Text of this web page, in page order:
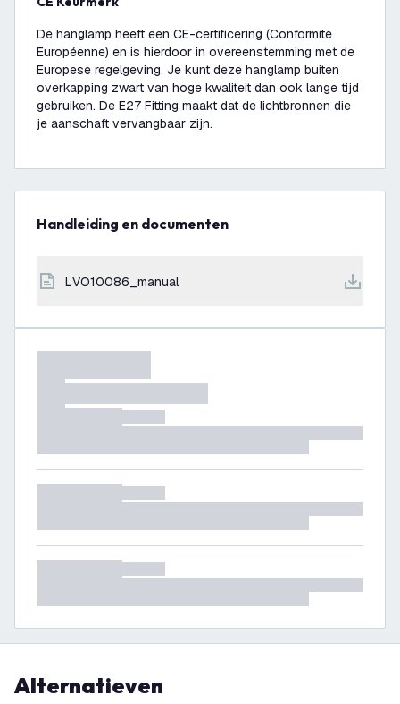
De hanglamp heeft een CE-certificering (Conformité
Européenne) en is hierdoor in overeenstemming met de
Europese regelgeving. Je kunt deze hanglamp buiten
overkapping zwart van hoge kwaliteit dan ook lange tijd
gebruiken. De E27 Fitting maakt dat de lichtbronnen die
je aanschaft vervangbaar zijn.
Handleiding en documenten
LVO10086_manual
Alternatieven